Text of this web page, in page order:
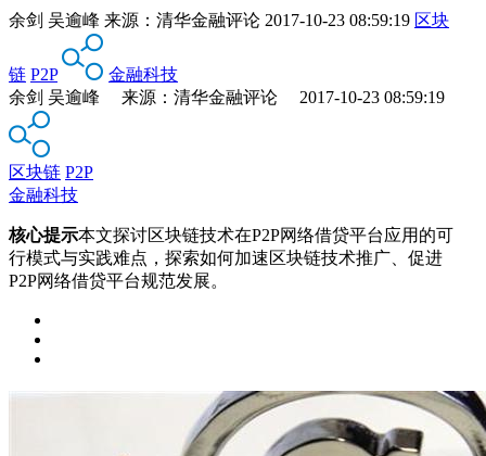
余剑 吴逾峰 来源： 清华金融评论 2017-10-23 08:59:19 区块
链 P2P
金融科技
余剑 吴逾峰 来源：清华金融评论 2017-10-23 08:59:19
区块链 P2P
金融科技
核心提示本文探讨区块链技术在P2P网络借贷平台应用的可
行模式与实践难点，探索如何加速区块链技术推广、促进
P2P网络借贷平台规范发展。